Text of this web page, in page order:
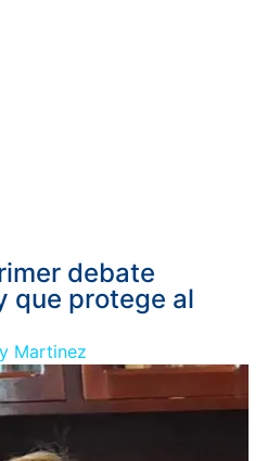
debate
que protege al
Martinez